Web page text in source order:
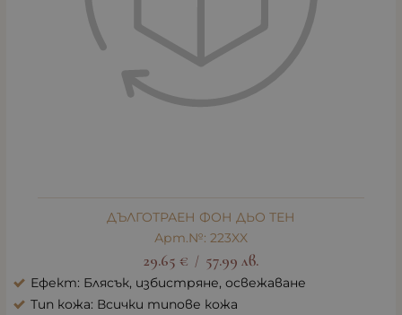
ДЪЛГОТРАЕН ФОН ДЬО ТЕН
Арт.№: 223XX
29.65 € / 57.99 лв.
Ефект: Блясък, избистряне, освежаване
Тип кожа: Всички типове кожа